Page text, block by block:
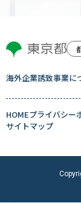
海外企業誘致事業に
HOMEプライバシー
サイトマップ